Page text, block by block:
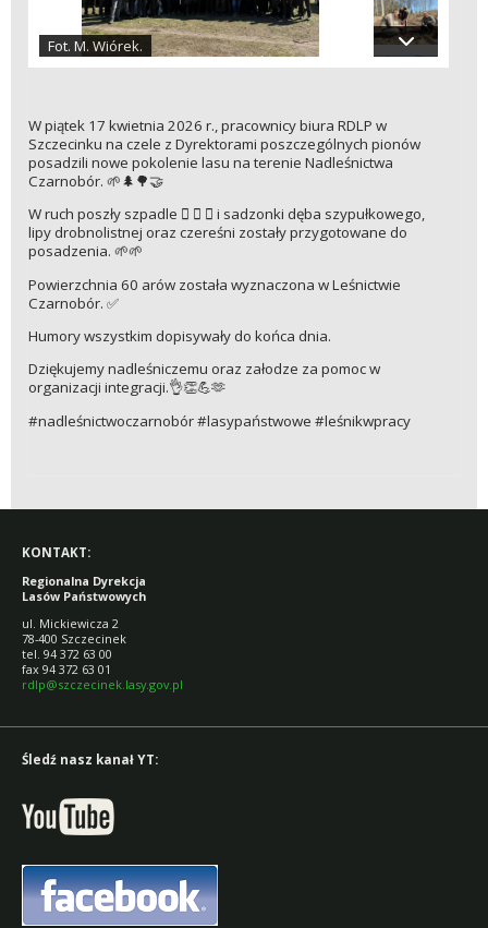
Fot. M. Wiórek.
W piątek 17 kwietnia 2026 r., pracownicy biura RDLP w
Szczecinku na czele z Dyrektorami poszczególnych pionów
posadzili nowe pokolenie lasu na terenie Nadleśnictwa
Czarnobór. 🌱🌲🌳🤝
W ruch poszły szpadle 🪏 🪏 🪏 i sadzonki dęba szypułkowego,
lipy drobnolistnej oraz czereśni zostały przygotowane do
posadzenia. 🌱🌱
Powierzchnia 60 arów została wyznaczona w Leśnictwie
Czarnobór. ✅
Humory wszystkim dopisywały do końca dnia.
Dziękujemy nadleśniczemu oraz załodze za pomoc w
organizacji integracji.👌👏💪🫶
#nadleśnictwoczarnobór #lasypaństwowe #leśnikwpracy
KONTAKT:
Regionalna Dyrekcja
Lasów Państwowych
ul. Mickiewicza 2
78-400 Szczecinek
tel. 94 372 63 00
fax 94 372 63 01
rdlp@szczecinek.lasy.gov.pl
Śledź nasz kanał YT: